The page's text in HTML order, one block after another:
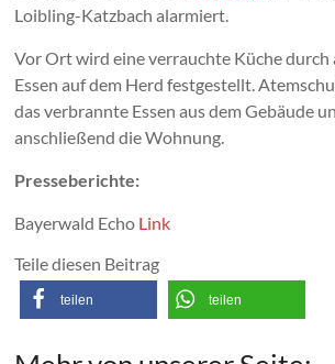
Loibling-Katzbach alarmiert.
Vor Ort wird eine verrauchte Küche durch
Essen auf dem Herd festgestellt.
das verbrannte Essen aus dem Gebäude
anschließend die Wohnung.
Presseberichte:
Bayerwald Echo Link
Teile diesen Beitrag
teilen teilen